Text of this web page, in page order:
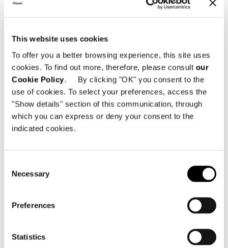
This website uses cookies
To offer you a better browsing experience, this site uses
cookies. To find out more, therefore, please consult our
Cookie Policy. By clicking "OK" you consent to the
use of cookies. To select your preferences, access the
"Show details" section of this communication, through
which you can express or deny your consent to the
indicated cookies.
Selection
Necessary
Preferences
Statistics
Valencia, casa nella pineta